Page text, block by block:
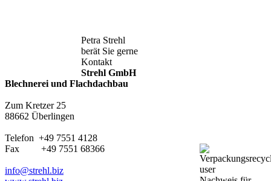
Petra Strehl
berät Sie gerne
Kontakt
Strehl GmbH
Blechnerei und Flachdachbau
Zum Kretzer 25
88662 Überlingen
Telefon +49 7551 4128
Fax +49 7551 68366
info@strehl.biz